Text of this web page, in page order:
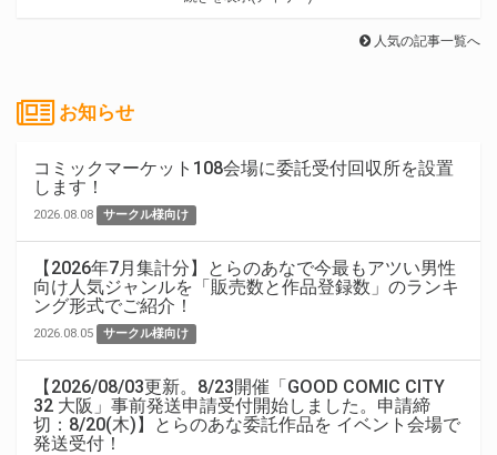
人気の記事一覧へ
お知らせ
コミックマーケット108会場に委託受付回収所を設置
します！
2026.08.08 サークル様向け
【2026年7月集計分】とらのあなで今最もアツい男性
向け人気ジャンルを「販売数と作品登録数」のランキ
ング形式でご紹介！
2026.08.05 サークル様向け
【2026/08/03更新。8/23開催「GOOD COMIC CITY
32 大阪」事前発送申請受付開始しました。申請締
切：8/20(木)】とらのあな委託作品を イベント会場で
発送受付！